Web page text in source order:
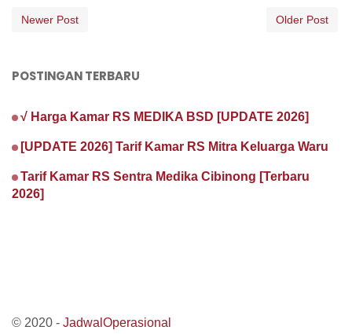
Newer Post Older Post
POSTINGAN TERBARU
√ Harga Kamar RS MEDIKA BSD [UPDATE 2026]
[UPDATE 2026] Tarif Kamar RS Mitra Keluarga Waru
Tarif Kamar RS Sentra Medika Cibinong [Terbaru
2026]
© 2020 - JadwalOperasional